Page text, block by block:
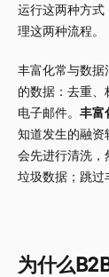
运行这两种方式
理这两种流程。
丰富化常与数据
的数据：去重
电子邮件。 丰富
知道发生的融资
会先进行清洗，
垃圾数据；跳过
为什么